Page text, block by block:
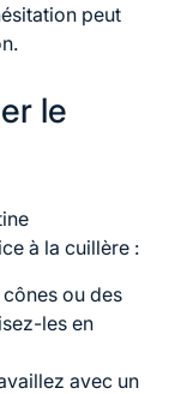
peut
le
à la cuillère :
ou des
les en
avec un